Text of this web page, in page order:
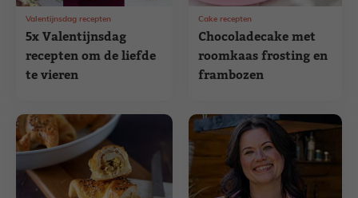
5x Valentijnsdag
recepten om de liefde
te vieren
Valentijnsdag recepten
Chocoladecake met
roomkaas frosting en
frambozen
Cake recepten